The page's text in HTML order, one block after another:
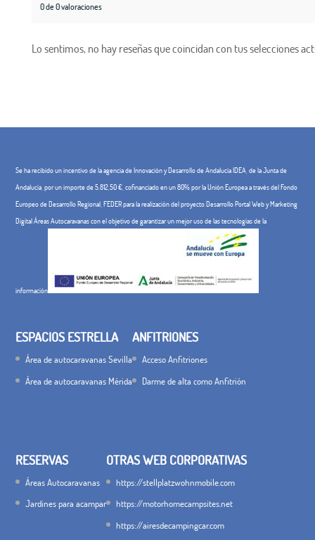
0 de 0 valoraciones
Lo sentimos, no hay reseñas que coincidan con tus selecciones
Se ha recibido un incentivo de la agencia de Innovación y Desarrollo de Andalucía IDEA, de la Junta de
Andalucía, por un importe de 5.812,50 €, cofinanciado en un 80% por la Unión Europea a través del Fondo
Europeo de Desarrollo Regional, FEDER para la realización del proyecto Desarrollo Portal Web y Marketing
Digital Áreas Autocaravanas con el objetivo de garantizar un mejor uso de las tecnologías de la
información
ESPACIOS ESTRELLA
Área de autocaravanas Sevilla
Área de autocaravanas Mérida
ANFITRIONES
Acceso Anfitriones
Darme de alta como Anfitrión
RESERVAS
Áreas Autocaravanas
Jardines para acampar
OTRAS WEB CORPORATIVAS
https://stellplatzwohnmobile.com
https://motorhomecampsites.net
https://airesdecampingcar.com